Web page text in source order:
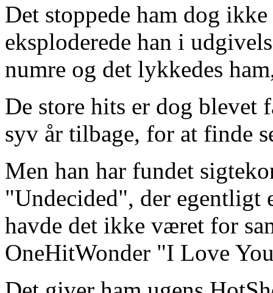
Det stoppede ham dog
eksploderede han i
numre og det lykkedes
De store hits er dog blevet
syv år tilbage, for at finde
Men han har fundet
"Undecided", der egentligt
havde det ikke været for
OneHitWonder "I Love